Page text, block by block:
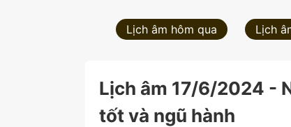
Lịch âm hôm qua Lịch
Lịch âm 17/6/2024 -
tốt và ngũ hành